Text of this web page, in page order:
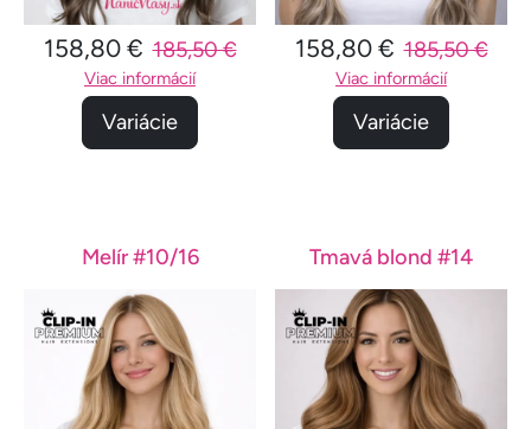
158,80 € 185,50 €
Viac informácií
Variácie
158,80 € 185,50 €
Viac informácií
Variácie
Melír #10/16 Tmavá blond #14